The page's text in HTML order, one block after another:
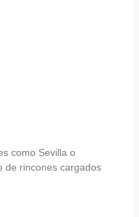
como Sevilla o
de rincones cargados